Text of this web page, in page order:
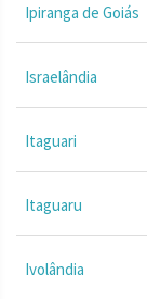
Ipiranga de Goiás
Israelândia
Itaguari
Itaguaru
Ivolândia